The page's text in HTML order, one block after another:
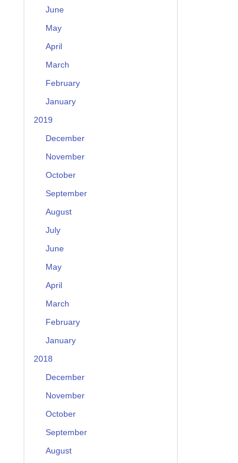
June
May
April
March
February
January
2019
December
November
October
September
August
July
June
May
April
March
February
January
2018
December
November
October
September
August